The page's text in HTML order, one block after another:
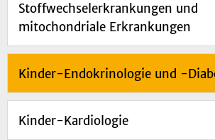
Stoffwechselerkrankungen und
mitochondriale Erkrankungen
Kinder-Endokrinologie und -
Kinder-Kardiologie